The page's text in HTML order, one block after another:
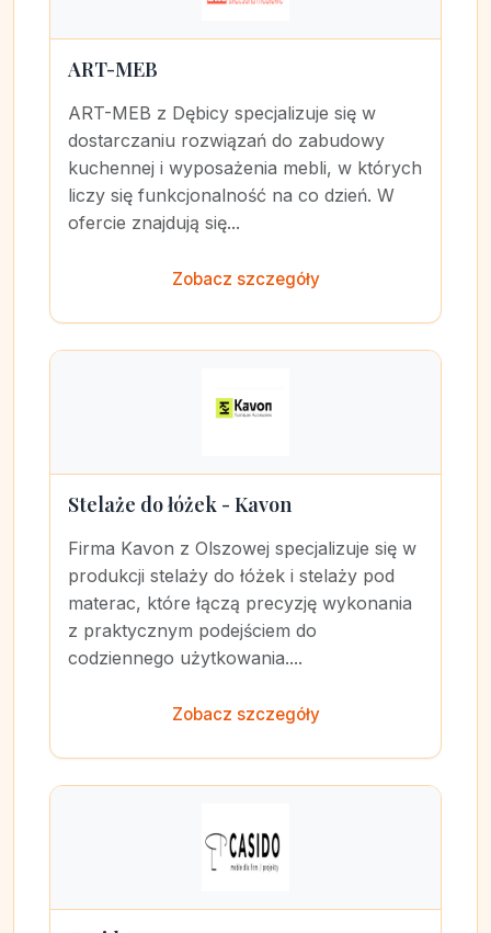
ART-MEB
ART-MEB z Dębicy specjalizuje się w
dostarczaniu rozwiązań do zabudowy
kuchennej i wyposażenia mebli, w których
liczy się funkcjonalność na co dzień. W
ofercie znajdują się...
Zobacz szczegóły
Stelaże do łóżek - Kavon
Firma Kavon z Olszowej specjalizuje się w
produkcji stelaży do łóżek i stelaży pod
materac, które łączą precyzję wykonania
z praktycznym podejściem do
codziennego użytkowania....
Zobacz szczegóły